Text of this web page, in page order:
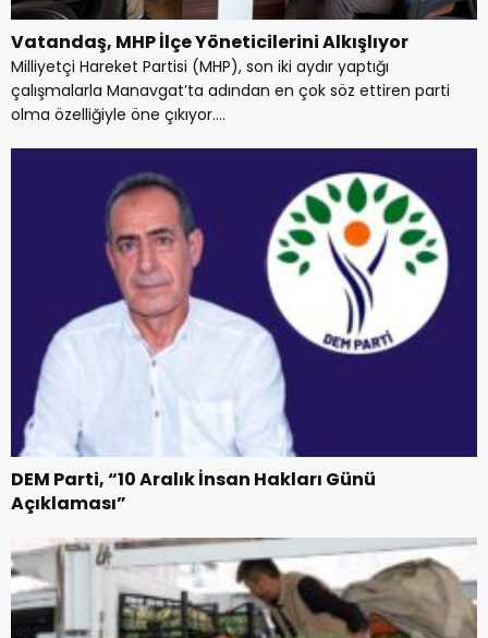
Vatandaş, MHP İlçe Yöneticilerini Alkışlıyor
Milliyetçi Hareket Partisi (MHP), son iki aydır yaptığı
çalışmalarla Manavgat’ta adından en çok söz ettiren parti
olma özelliğiyle öne çıkıyor....
DEM Parti, “10 Aralık İnsan Hakları Günü
Açıklaması”